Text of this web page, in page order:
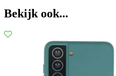
Bekijk ook...